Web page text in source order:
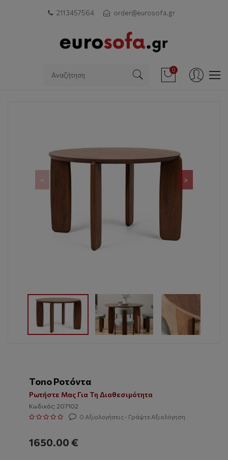
211 3457564 order@eurosofa.gr
0
< >
Tono Ροτόντα
Ρωτήστε Μας Για Τη Διαθεσιμότητα
Κωδικός: 207102
0 Αξιολογήσεις - Γράψτε Αξιολόγηση
1650.00 €